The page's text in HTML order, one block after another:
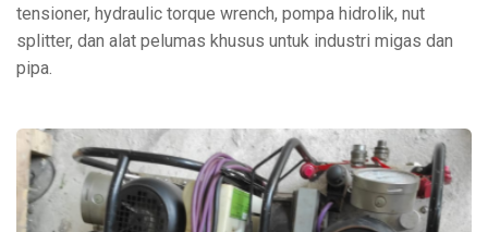
tensioner, hydraulic torque wrench, pompa hidrolik, nut
splitter, dan alat pelumas khusus untuk industri migas dan
pipa.